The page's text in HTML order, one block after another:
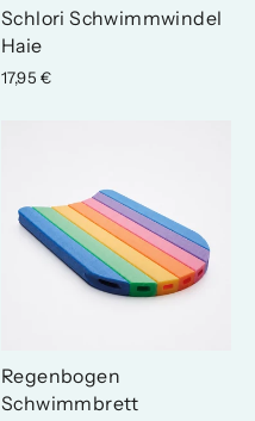
Schlori Schwimmwindel
Haie
17,95 €
Regenbogen
Schwimmbrett